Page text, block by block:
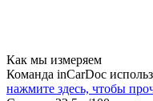
Как мы измеряем
Команда inCarDoc
нажмите здесь, чтобы